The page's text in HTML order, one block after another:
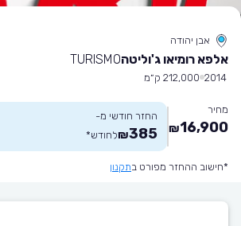
אבן יהודה
אלפא רומיאו ג'וליטהTURISMO
2014 212,000 ק״מ
מחיר
16,900
₪
החזר חודשי מ-
385
₪לחודש*
*חישוב ההחזר מפורט בתקנון